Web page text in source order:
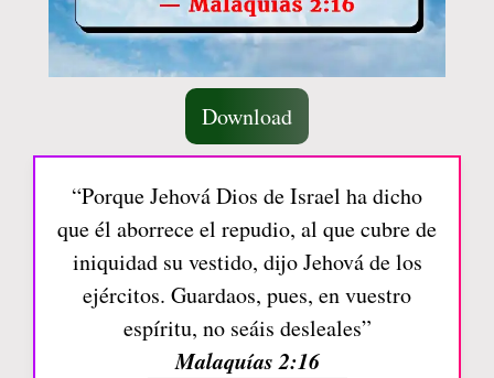
Download
“Porque Jehová Dios de Israel ha dicho
que él aborrece el repudio, al que cubre de
iniquidad su vestido, dijo Jehová de los
ejércitos. Guardaos, pues, en vuestro
espíritu, no seáis desleales”
Malaquías 2:16